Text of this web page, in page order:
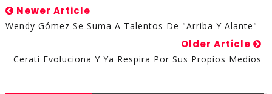
Newer Article
Wendy Gómez Se Suma A Talentos De "Arriba Y Alante"
Older Article
Cerati Evoluciona Y Ya Respira Por Sus Propios Medios